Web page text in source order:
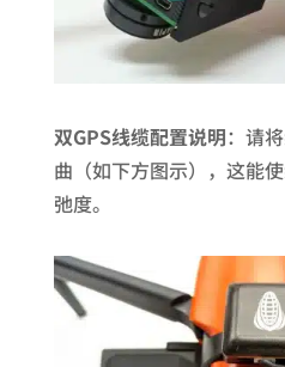
双GPS线缆配置说明：请
曲（如下方图示），这能
弛度。